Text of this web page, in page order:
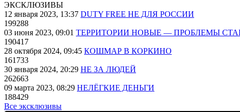
ЭКСКЛЮЗИВЫ
12 января 2023, 13:37 DUTY FREE НЕ ДЛЯ РОССИИ
199288
03 июня 2023, 09:01 ТЕРРИТОРИИ НОВЫЕ — ПРОБЛЕМЫ
190417
28 октября 2024, 09:45 КОШМАР В КОРКИНО
161733
30 января 2024, 20:29 НЕ ЗА ЛЮДЕЙ
262663
09 марта 2023, 08:29 НЕЛЁГКИЕ ДЕНЬГИ
188429
Все эксклюзивы